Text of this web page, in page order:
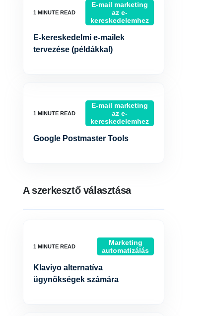
E-mail marketing
az e-
kereskedelemhez
E-kereskedelmi e-mailek
tervezése (példákkal)
E-mail marketing
az e-
kereskedelemhez
Google Postmaster Tools
A szerkesztő választása
Marketing
automatizálás
Klaviyo alternatíva
ügynökségek számára